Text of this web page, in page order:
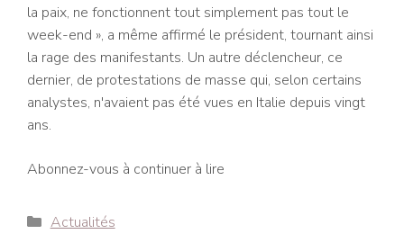
la paix, ne fonctionnent tout simplement pas tout le
week-end », a même affirmé le président, tournant ainsi
la rage des manifestants. Un autre déclencheur, ce
dernier, de protestations de masse qui, selon certains
analystes, n'avaient pas été vues en Italie depuis vingt
ans.
Abonnez-vous à continuer à lire
Catégories
Actualités